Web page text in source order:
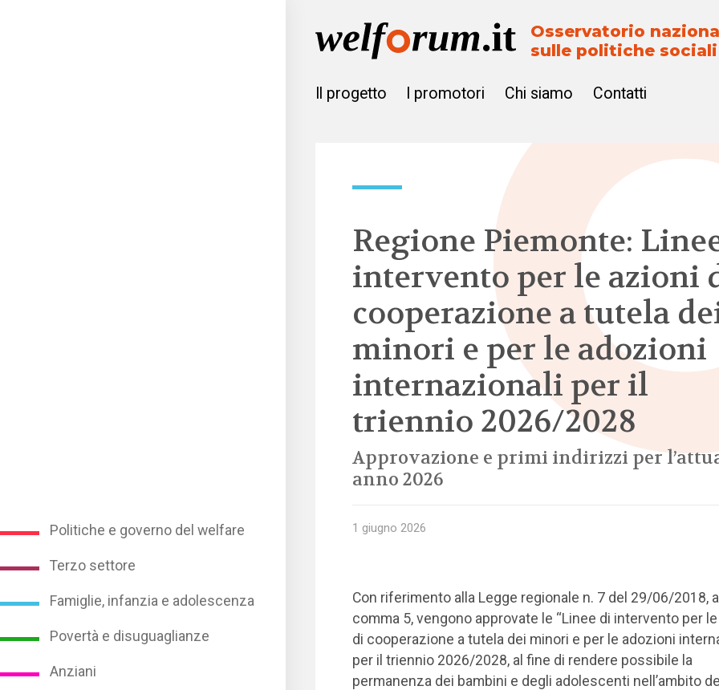
Politiche e governo del welfare
Terzo settore
Famiglie, infanzia e adolescenza
Povertà e disuguaglianze
Anziani
Osservatorio
sulle politiche sociali
Il progetto I promotori Chi siamo Contatti
Regione Piemonte:
intervento per le azioni
cooperazione a tutela
minori e per le adozioni
internazionali per il
triennio 2026/2028
Approvazione e primi indirizzi per
anno 2026
1 giugno 2026
Con riferimento alla Legge regionale n. 7 del 29/06/2018,
comma 5, vengono approvate le “Linee di intervento per
di cooperazione a tutela dei minori e per le adozioni
per il triennio 2026/2028, al fine di rendere possibile la
permanenza dei bambini e degli adolescenti nell’ambito